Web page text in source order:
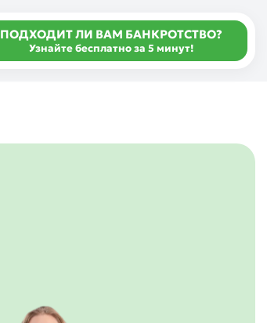
ПОДХОДИТ ЛИ ВАМ БАНКРОТСТВО?
Узнайте бесплатно за 5 минут!